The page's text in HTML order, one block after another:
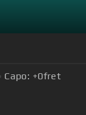
Capo: +0fret